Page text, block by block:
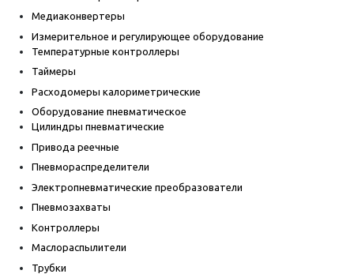
Медиаконвертеры
Измерительное и регулирующее оборудование
Температурные контроллеры
Таймеры
Расходомеры калориметрические
Оборудование пневматическое
Цилиндры пневматические
Привода реечные
Пневмораспределители
Электропневматические преобразователи
Пневмозахваты
Контроллеры
Маслораспылители
Трубки